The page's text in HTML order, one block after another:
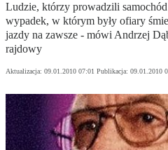
Ludzie, którzy prowadzili
wypadek, w którym były ofiary
jazdy na zawsze - mówi Andrzej
rajdowy
Aktualizacja: 09.01.2010 07:01 Publikacja: 09.01.2010